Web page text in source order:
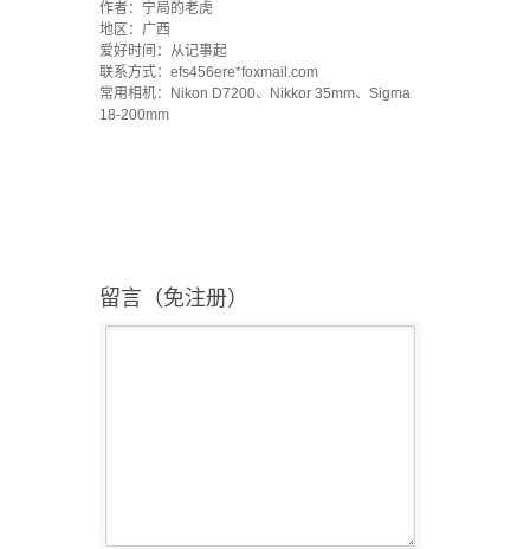
作者：宁局的老虎
地区：广西
爱好时间：从记事起
联系方式：efs456ere*foxmail.com
常用相机：Nikon D7200、Nikkor 35mm、Sigma
18-200mm
留言（免注册）